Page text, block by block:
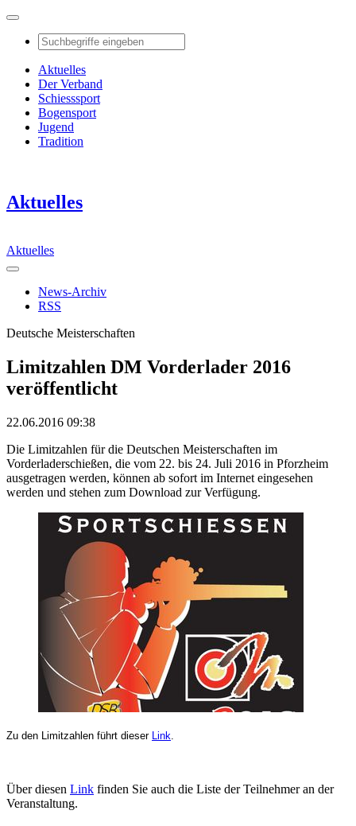
Aktuelles
Der Verband
Schiesssport
Bogensport
Jugend
Tradition
Aktuelles
Aktuelles
News-Archiv
RSS
Deutsche Meisterschaften
Limitzahlen DM Vorderlader 2016
veröffentlicht
22.06.2016 09:38
Die Limitzahlen für die Deutschen Meisterschaften im
Vorderladerschießen, die vom 22. bis 24. Juli 2016 in Pforzheim
ausgetragen werden, können ab sofort im Internet eingesehen
werden und stehen zum Download zur Verfügung.
Zu den Limitzahlen führt dieser Link
Über diesen Link finden Sie auch die Liste der Teilnehmer an der
Veranstaltung.